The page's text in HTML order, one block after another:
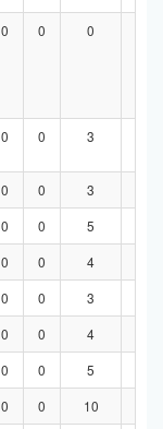
0 0 0
0 0 3
0 0 3
0 0 5
0 0 4
0 0 3
0 0 4
0 0 5
0 0 10